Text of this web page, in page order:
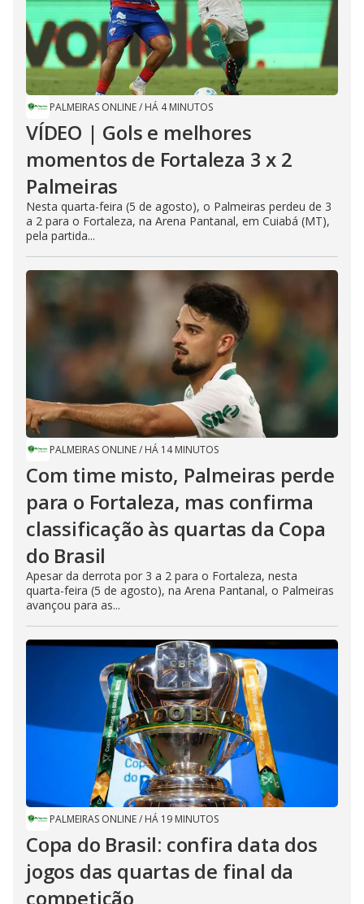
PALMEIRAS ONLINE/ HÁ 4 MINUTOS
VÍDEO | Gols e melhores
momentos de Fortaleza 3 x 2
Palmeiras
Nesta quarta-feira (5 de agosto), o Palmeiras perdeu de 3
a 2 para o Fortaleza, na Arena Pantanal, em Cuiabá (MT),
pela partida...
PALMEIRAS ONLINE/ HÁ 14 MINUTOS
Com time misto, Palmeiras perde
para o Fortaleza, mas confirma
classificação às quartas da Copa
do Brasil
Apesar da derrota por 3 a 2 para o Fortaleza, nesta
quarta-feira (5 de agosto), na Arena Pantanal, o Palmeiras
avançou para as...
PALMEIRAS ONLINE/ HÁ 19 MINUTOS
Copa do Brasil: confira data dos
jogos das quartas de final da
competição